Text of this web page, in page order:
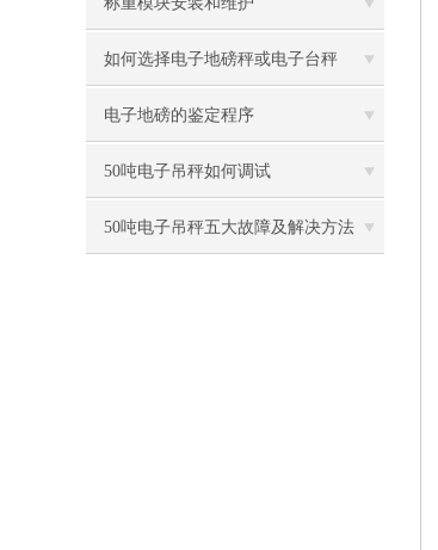
如何选择电子地磅秤或电子台秤
电子地磅的鉴定程序
50吨电子吊秤如何调试
50吨电子吊秤五大故障及解决方法